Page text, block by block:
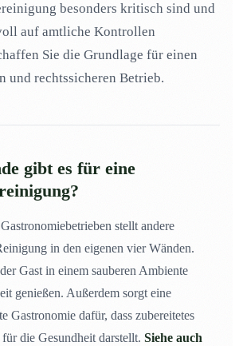
meinen Gastronomiebetrieb
für eine
Lebensmittel
– Gastronomiereinigung
und Checkliste
in Sachen Gastronomiereinigung
HACCP?
besonders kritisch sind und
auf amtliche Kontrollen
Sie die Grundlage für einen
und rechtssicheren Betrieb.
gibt es für eine
stellt andere
in den eigenen vier Wänden.
Gast in einem sauberen Ambiente
genießen. Außerdem sorgt eine
Gastronomie dafür, dass zubereitetes
die Gesundheit darstellt. Siehe auch